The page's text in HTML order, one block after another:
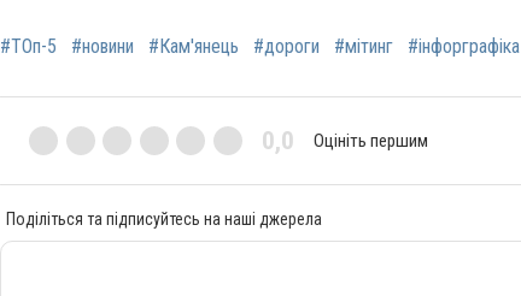
#ТОп-5 #новини #Кам'янець #дороги #мітинг #інфорграфіка
0,0 Оцініть першим
Поділіться та підписуйтесь на наші джерела